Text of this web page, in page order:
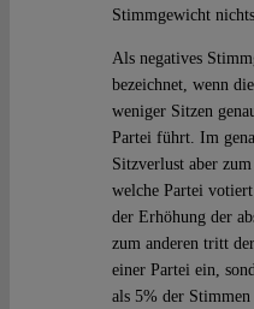
Stimmgewicht
Als negatives
bezeichnet, wenn
weniger Sitzen
Partei führt. Im
Sitzverlust aber
welche Partei
der Erhöhung der
zum anderen tritt
einer Partei ein,
als 5% der